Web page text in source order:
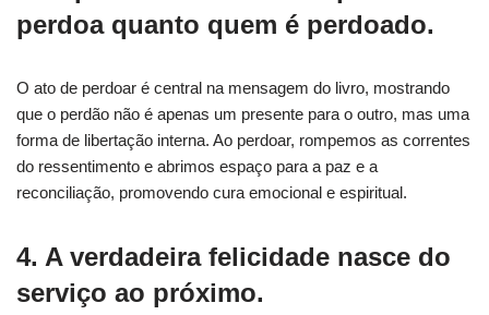
perdoa quanto quem é perdoado.
O ato de perdoar é central na mensagem do livro, mostrando
que o perdão não é apenas um presente para o outro, mas uma
forma de libertação interna. Ao perdoar, rompemos as correntes
do ressentimento e abrimos espaço para a paz e a
reconciliação, promovendo cura emocional e espiritual.
4. A verdadeira felicidade nasce do
serviço ao próximo.